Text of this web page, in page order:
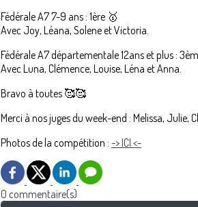
Fédérale A7 7-9 ans : 1ère 🥇
Avec Joy, Léana, Solene et Victoria.
Fédérale A7 départementale 12ans et plus :
Avec Luna, Clémence, Louise, Léna et Anna.
Bravo à toutes 🥰🥰
Merci à nos juges du week-end : Melissa, Julie,
Photos de la compétition : -> ICI <-
0 commentaire(s)